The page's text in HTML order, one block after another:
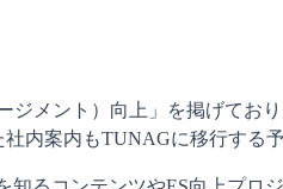
ジメント）向上」を掲げて
内案内もTUNAGに移行する予